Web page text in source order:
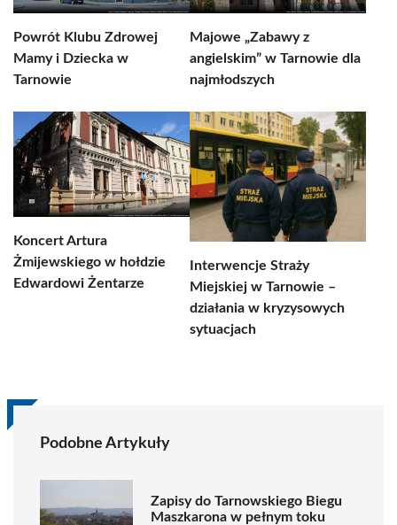
Powrót Klubu Zdrowej
Mamy i Dziecka w
Tarnowie
Majowe „Zabawy z
angielskim” w Tarnowie dla
najmłodszych
Koncert Artura
Żmijewskiego w hołdzie
Edwardowi Żentarze
Interwencje Straży
Miejskiej w Tarnowie –
działania w kryzysowych
sytuacjach
Podobne Artykuły
Zapisy do Tarnowskiego Biegu
Maszkarona w pełnym toku